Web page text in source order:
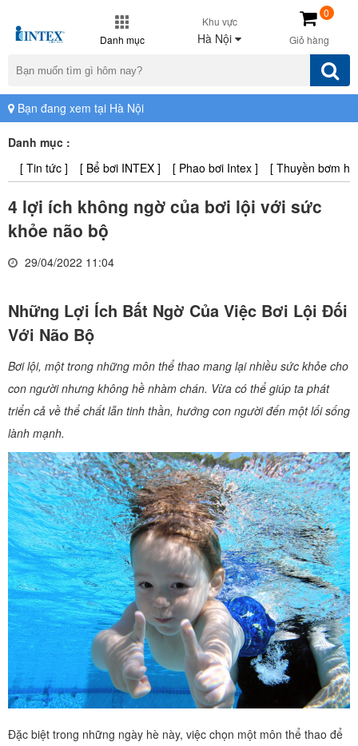
Danh mục
Khu vực
Hà Nội Giỏ hàng
0
Bạn đang xem tại Hà Nội
Danh mục :
[ Tin tức ]
[ Bể bơi INTEX ] [ Phao bơi Intex ] [ Thuyền bơm
4 lợi ích không ngờ của bơi lội với sức
khỏe não bộ
29/04/2022 11:04
Những Lợi Ích Bất Ngờ Của Việc Bơi Lội Đối
Với Não Bộ
Bơi lội, một trong những môn thể thao mang lại nhiều sức khỏe cho
con người nhưng không hề nhàm chán. Vừa có thể giúp ta phát
triển cả về thể chất lẫn tinh thần, hướng con người đến một lối sống
lành mạnh.
Đặc biệt trong những ngày hè này, việc chọn một môn thể thao để